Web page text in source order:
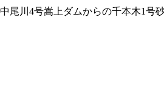
中尾川4号嵩上ダムからの千本木1号